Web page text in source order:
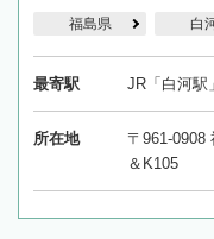
福島県 白
最寄駅 JR「白河駅
所在地
〒961-0908
＆K105